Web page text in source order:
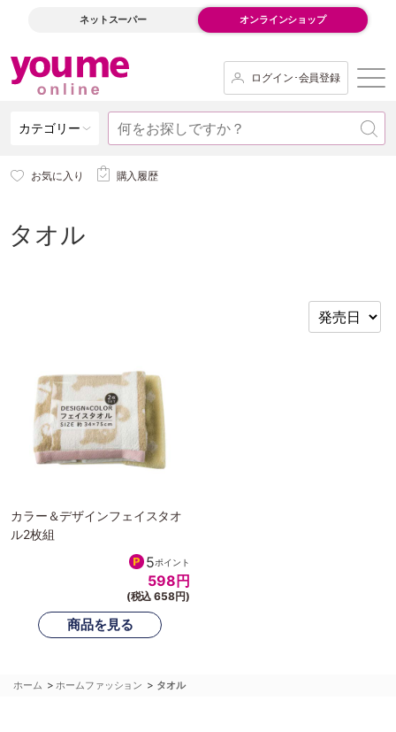
ネットスーパー オンラインショップ
ログイン･会員登録
カテゴリー
お気に入り 購入履歴
タオル
カラー＆デザインフェイスタオ
ル2枚組
5ポイント
598 円
(税込 658円)
ホーム >ホームファッション > タオル